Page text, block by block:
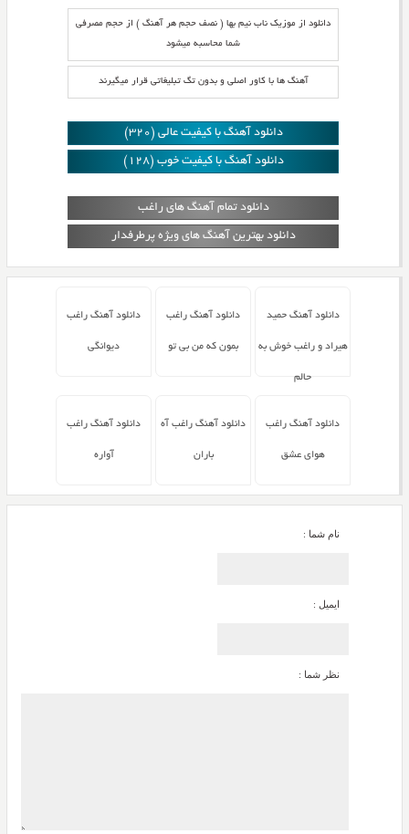
دانلود از موزیک ناب نیم بها ( نصف حجم هر آهنگ ) از حجم مصرفی
شما محاسبه میشود
آهنگ ها با کاور اصلی و بدون تگ تبلیغاتی قرار میگیرند
دانلود آهنگ با کیفیت عالی (320)
دانلود آهنگ با کیفیت خوب (128)
دانلود تمام آهنگ های راغب
دانلود بهترین آهنگ های ویژه پرطرفدار
دانلود آهنگ حمید
هیراد و راغب خوش به
حالم
دانلود آهنگ راغب
بمون که من بی تو
دانلود آهنگ راغب
دیوانگی
دانلود آهنگ راغب
هوای عشق
دانلود آهنگ راغب آه
باران
دانلود آهنگ راغب
آواره
نام شما :
ایمیل :
نظر شما :